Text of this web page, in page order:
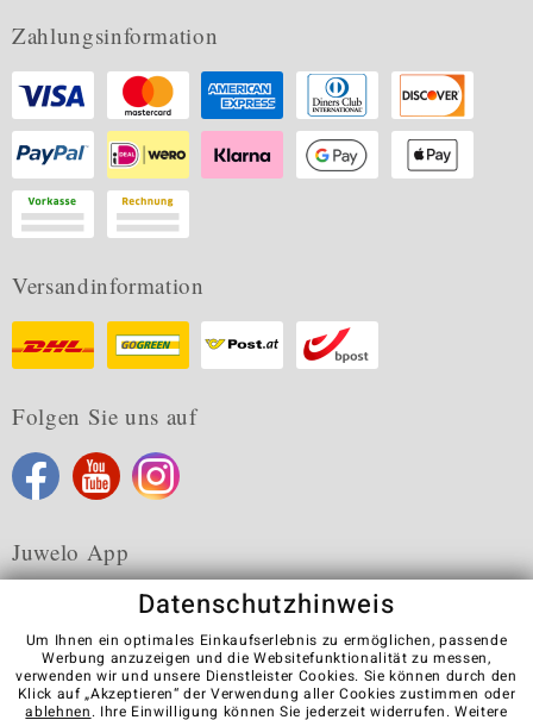
Zahlungsinformation
Versandinformation
Folgen Sie uns auf
Juwelo App
Karriere AGB Datenschutz Cookies
Impressum
Kontakt
Vertrag widerrufen
Datenschutzhinweis
Um Ihnen ein optimales Einkaufserlebnis zu ermöglichen, passende
Werbung anzuzeigen und die Websitefunktionalität zu messen,
verwenden wir und unsere Dienstleister Cookies. Sie können durch den
Klick auf „Akzeptieren“ der Verwendung aller Cookies zustimmen oder
ablehnen. Ihre Einwilligung können Sie jederzeit widerrufen. Weitere